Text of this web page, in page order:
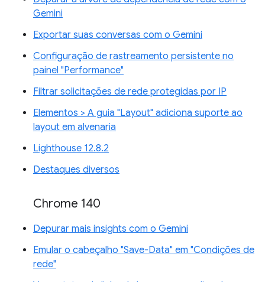
Gemini
Exportar suas conversas com o Gemini
Configuração de rastreamento persistente no
painel "Performance"
Filtrar solicitações de rede protegidas por IP
Elementos > A guia "Layout" adiciona suporte ao
layout em alvenaria
Lighthouse 12.8.2
Destaques diversos
Chrome 140
Depurar mais insights com o Gemini
Emular o cabeçalho "Save-Data" em "Condições de
rede"